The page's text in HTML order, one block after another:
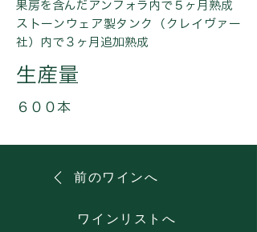
果房を含んだアンフォラ内で５ヶ月熟成
ストーンウェア製タンク（クレイヴァー
社）内で３ヶ月追加熟成
生産量
６００本
前のワインへ
ワインリストへ